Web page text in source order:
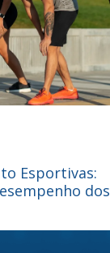
Esportivas:
dos